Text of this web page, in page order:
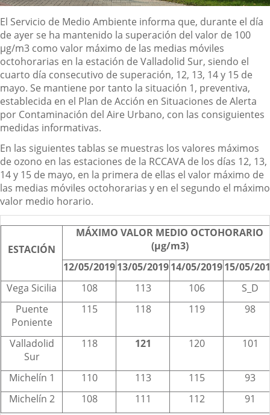
Descripción
El Servicio de Medio Ambiente informa que, durante el día
de ayer se ha mantenido la superación del valor de 100
µg/m3 como valor máximo de las medias móviles
octohorarias en la estación de Valladolid Sur, siendo el
cuarto día consecutivo de superación, 12, 13, 14 y 15 de
mayo. Se mantiene por tanto la situación 1, preventiva,
establecida en el Plan de Acción en Situaciones de Alerta
por Contaminación del Aire Urbano, con las consiguientes
medidas informativas.
En las siguientes tablas se muestras los valores máximos
de ozono en las estaciones de la RCCAVA de los días 12, 13,
14 y 15 de mayo, en la primera de ellas el valor máximo de
las medias móviles octohorarias y en el segundo el máximo
valor medio horario.
ESTACIÓN
MÁXIMO VALOR MEDIO OCTOHORARIO
(µg/m3)
12/05/201913/05/201914/05/201915/05/
Vega Sicilia
108 113 106
S_D
Puente
Poniente
115 118 119 98
Valladolid
Sur
118 121 120 101
Michelín 1 110 113 115
93
Michelín 2
108 111 112 91